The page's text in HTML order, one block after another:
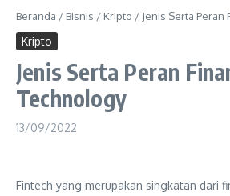
Beranda / Bisnis / Kripto / Jenis Serta Peran
Kripto
Jenis Serta Peran
Technology
13/09/2022
Fintech yang merupakan singkatan dari